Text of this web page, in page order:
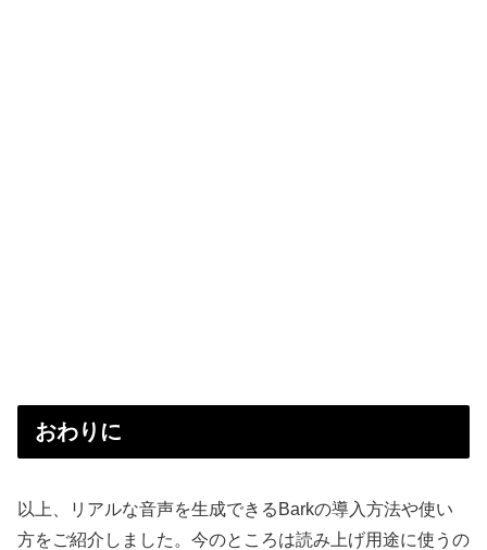
おわりに
以上、リアルな音声を生成できるBarkの導入方法や使い
方をご紹介しました。今のところは読み上げ用途に使うの